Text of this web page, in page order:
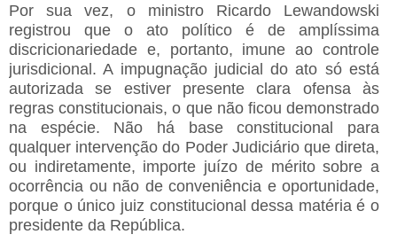
Por sua vez, o ministro Ricardo Lewandowski
registrou que o ato político é de amplíssima
discricionariedade e, portanto, imune ao controle
jurisdicional. A impugnação judicial do ato só está
autorizada se estiver presente clara ofensa às
regras constitucionais, o que não ficou demonstrado
na espécie. Não há base constitucional para
qualquer intervenção do Poder Judiciário que direta,
ou indiretamente, importe juízo de mérito sobre a
ocorrência ou não de conveniência e oportunidade,
porque o único juiz constitucional dessa matéria é o
presidente da República.